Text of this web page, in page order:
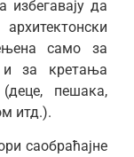
избегавају да
само за
и за кретања
пешака,
итд.).
саобраћајне